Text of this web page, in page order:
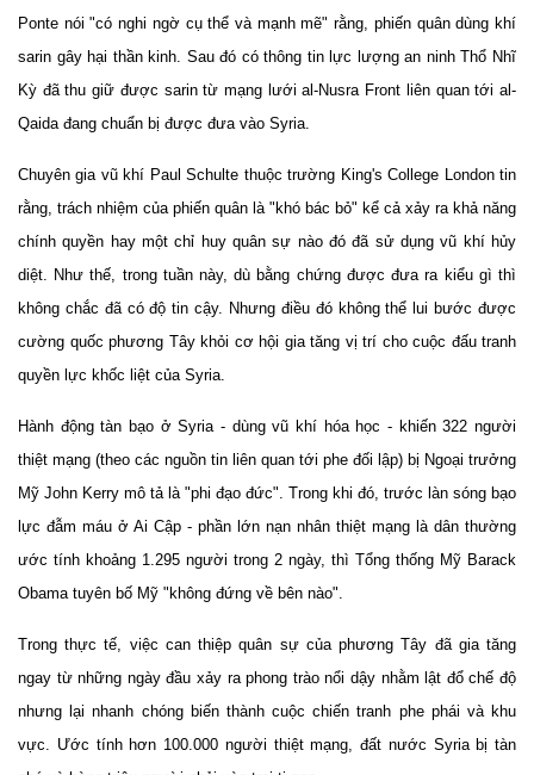
Ponte nói "có nghi ngờ cụ thể và mạnh mẽ" rằng, phiến quân dùng khí
sarin gây hại thần kinh. Sau đó có thông tin lực lượng an ninh Thổ Nhĩ
Kỳ đã thu giữ được sarin từ mạng lưới al-Nusra Front liên quan tới al-
Qaida đang chuẩn bị được đưa vào Syria.
Chuyên gia vũ khí Paul Schulte thuộc trường King's College London tin
rằng, trách nhiệm của phiến quân là "khó bác bỏ" kể cả xảy ra khả năng
chính quyền hay một chỉ huy quân sự nào đó đã sử dụng vũ khí hủy
diệt. Như thế, trong tuần này, dù bằng chứng được đưa ra kiểu gì thì
không chắc đã có độ tin cậy. Nhưng điều đó không thể lui bước được
cường quốc phương Tây khỏi cơ hội gia tăng vị trí cho cuộc đấu tranh
quyền lực khốc liệt của Syria.
Hành động tàn bạo ở Syria - dùng vũ khí hóa học - khiến 322 người
thiệt mạng (theo các nguồn tin liên quan tới phe đối lập) bị Ngoại trưởng
Mỹ John Kerry mô tả là "phi đạo đức". Trong khi đó, trước làn sóng bạo
lực đẫm máu ở Ai Cập - phần lớn nạn nhân thiệt mạng là dân thường
ước tính khoảng 1.295 người trong 2 ngày, thì Tổng thống Mỹ Barack
Obama tuyên bố Mỹ "không đứng về bên nào".
Trong thực tế, việc can thiệp quân sự của phương Tây đã gia tăng
ngay từ những ngày đầu xảy ra phong trào nổi dậy nhằm lật đổ chế độ
nhưng lại nhanh chóng biến thành cuộc chiến tranh phe phái và khu
vực. Ước tính hơn 100.000 người thiệt mạng, đất nước Syria bị tàn